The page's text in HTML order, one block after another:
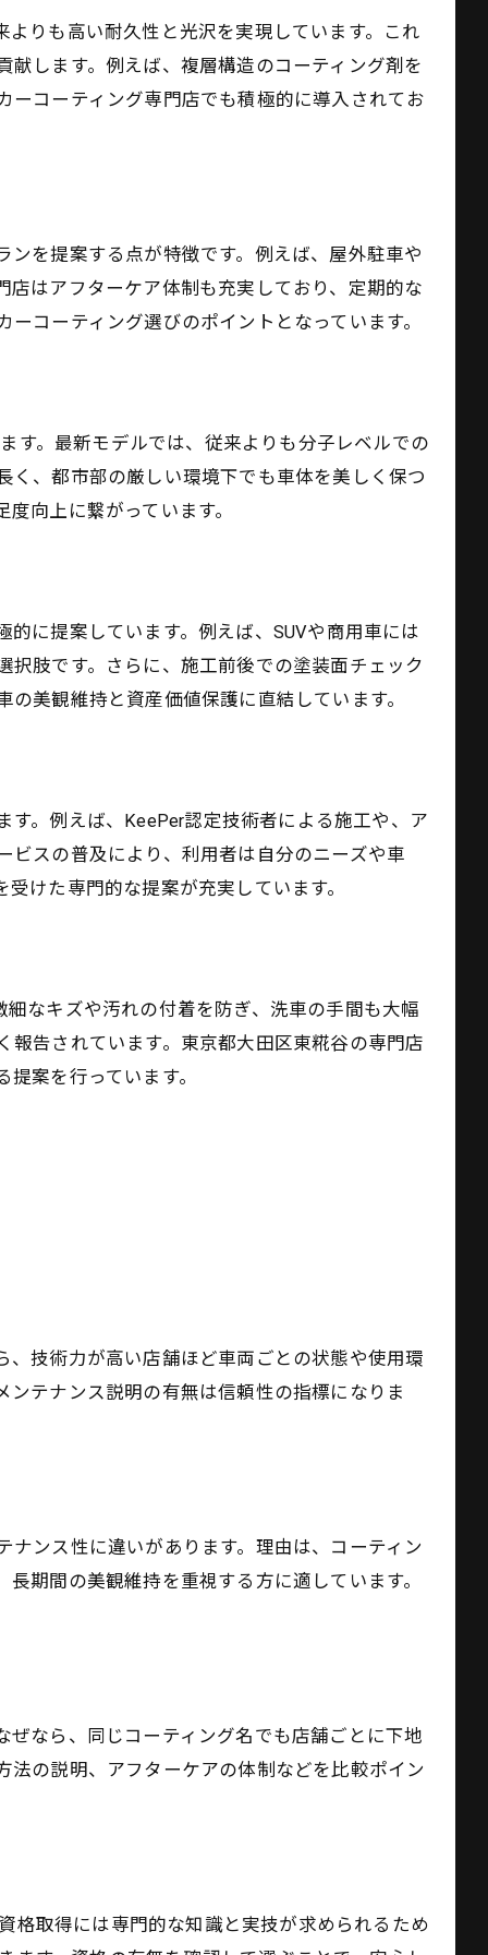
りも高い耐久性と光沢を実現しています。これ
します。例えば、複層構造のコーティング剤を
コーティング専門店でも積極的に導入されてお
を提案する点が特徴です。例えば、屋外駐車や
はアフターケア体制も充実しており、定期的な
コーティング選びのポイントとなっています。
す。最新モデルでは、従来よりも分子レベルでの
、都市部の厳しい環境下でも車体を美しく保つ
向上に繋がっています。
に提案しています。例えば、SUVや商用車には
肢です。さらに、施工前後での塗装面チェック
美観維持と資産価値保護に直結しています。
。例えば、KeePer認定技術者による施工や、ア
スの普及により、利用者は自分のニーズや車
けた専門的な提案が充実しています。
なキズや汚れの付着を防ぎ、洗車の手間も大幅
告されています。東京都大田区東糀谷の専門店
案を行っています。
技術力が高い店舗ほど車両ごとの状態や使用環
テナンス説明の有無は信頼性の指標になりま
ンス性に違いがあります。理由は、コーティン
期間の美観維持を重視する方に適しています。
なら、同じコーティング名でも店舗ごとに下地
の説明、アフターケアの体制などを比較ポイン
格取得には専門的な知識と実技が求められるため